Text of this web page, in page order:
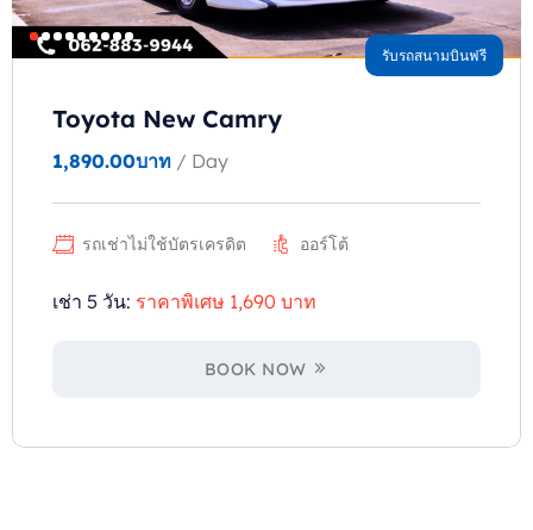
รับรถสนามบินฟรี
Toyota New Camry
1,890.00บาท / Day
รถเช่าไม่ใช้บัตรเครดิต ออร์โต้
เช่า 5 วัน: ราคาพิเศษ 1,690 บาท
BOOK NOW